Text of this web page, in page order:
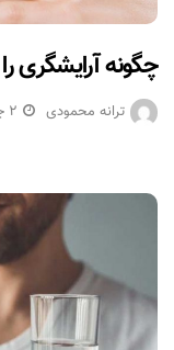
چگونه آرایشگری
ترانه محمودی 2 جولای 2022